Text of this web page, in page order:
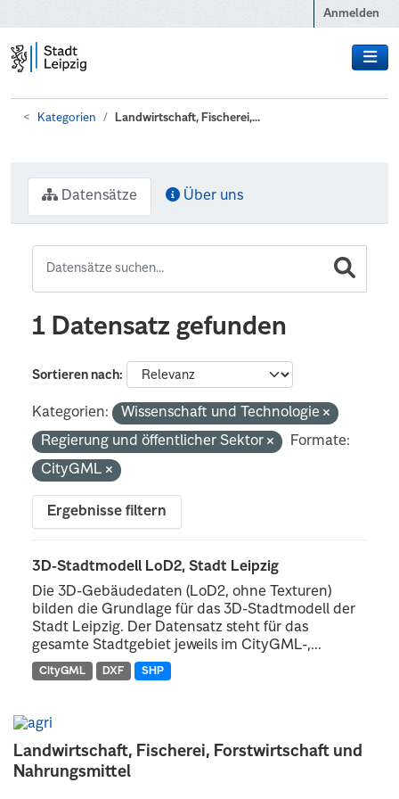
Anmelden
Kategorien Landwirtschaft, Fischerei,...
Landwirtschaft, Fischerei, Forstwirtschaft und
Nahrungsmittel
Datensätze Über uns
1 Datensatz gefunden
Sortieren nach
Kategorien:
Wissenschaft und Technologie
Regierung und öffentlicher Sektor
Formate:
CityGML
Ergebnisse filtern
3D-Stadtmodell LoD2, Stadt Leipzig
Die 3D-Gebäudedaten (LoD2, ohne Texturen)
bilden die Grundlage für das 3D-Stadtmodell der
Stadt Leipzig. Der Datensatz steht für das
gesamte Stadtgebiet jeweils im CityGML-,...
CityGML DXF SHP